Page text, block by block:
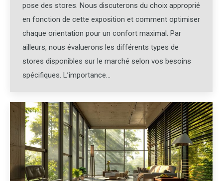
pose des stores. Nous discuterons du choix approprié
en fonction de cette exposition et comment optimiser
chaque orientation pour un confort maximal. Par
ailleurs, nous évaluerons les différents types de
stores disponibles sur le marché selon vos besoins
spécifiques. L’importance…